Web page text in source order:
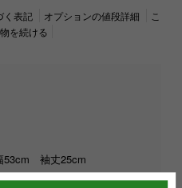
く表記 オプションの値段詳細
こ
を続ける
袖丈25cm